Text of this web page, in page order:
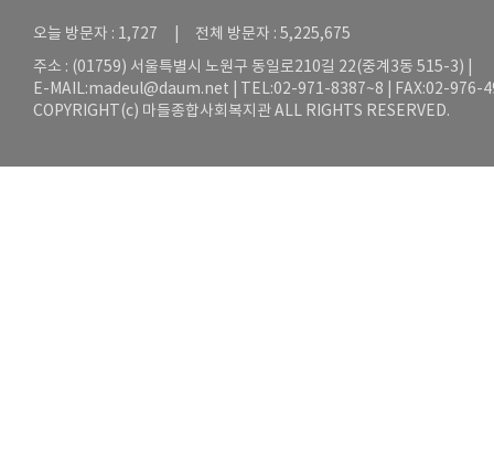
오늘 방문자 : 1,727 | 전체 방문자 : 5,225,675
주소 : (01759) 서울특별시 노원구 동일로210길 22(중계3동 515-3) |
E-MAIL:madeul@daum.net | TEL:02-971-8387~8 | FAX:02-976-
COPYRIGHT(c) 마들종합사회복지관 ALL RIGHTS RESERVED.